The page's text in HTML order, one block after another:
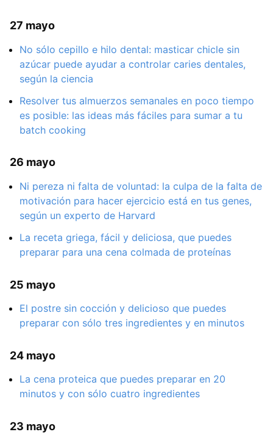
27 mayo
No sólo cepillo e hilo dental: masticar chicle sin
azúcar puede ayudar a controlar caries dentales,
según la ciencia
Resolver tus almuerzos semanales en poco tiempo
es posible: las ideas más fáciles para sumar a tu
batch cooking
26 mayo
Ni pereza ni falta de voluntad: la culpa de la falta de
motivación para hacer ejercicio está en tus genes,
según un experto de Harvard
La receta griega, fácil y deliciosa, que puedes
preparar para una cena colmada de proteínas
25 mayo
El postre sin cocción y delicioso que puedes
preparar con sólo tres ingredientes y en minutos
24 mayo
La cena proteica que puedes preparar en 20
minutos y con sólo cuatro ingredientes
23 mayo